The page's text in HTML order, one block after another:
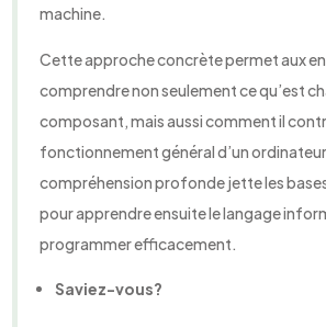
machine.
Cette approche concrète permet aux
comprendre non seulement ce qu’est
composant, mais aussi comment il
fonctionnement général d’un
compréhension profonde jette les
pour apprendre ensuite le langage
programmer efficacement.
Saviez-vous?